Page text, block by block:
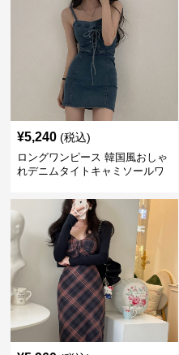
¥5,240 (税込)
ロングワンピース 韓国風おしゃ
れデニムタイトキャミソールワ